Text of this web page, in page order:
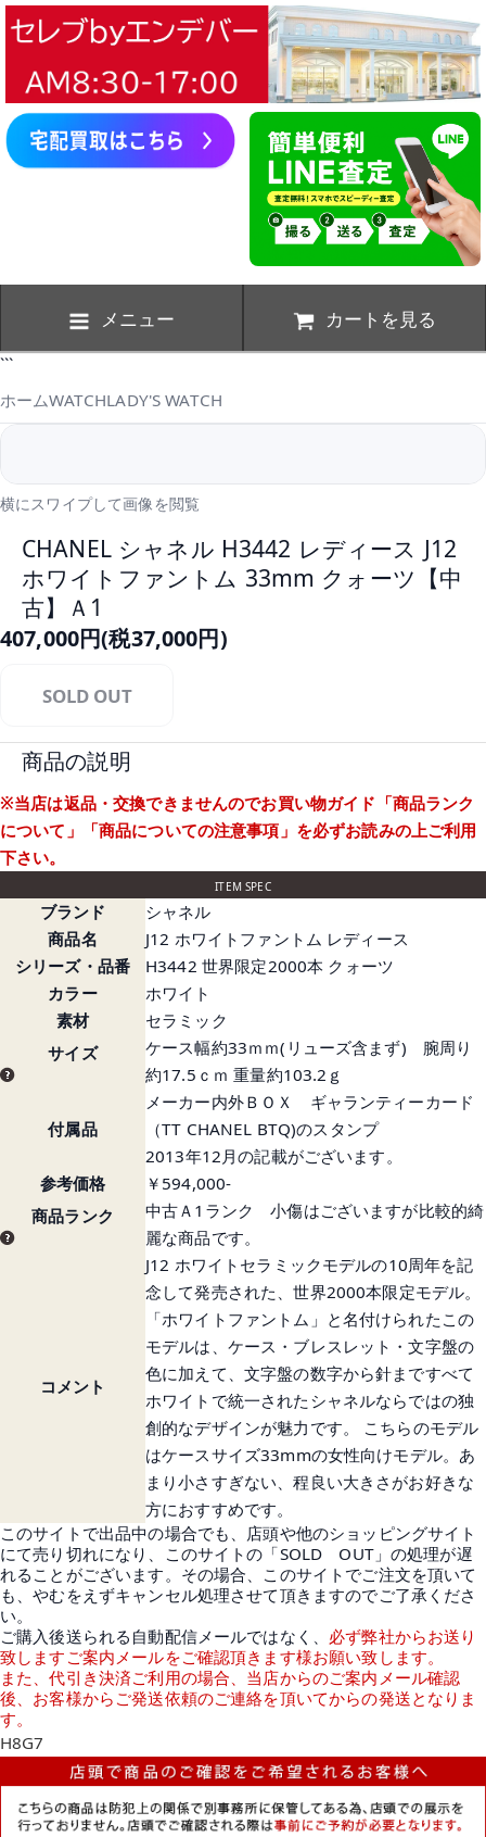
メニュー カートを見る
```
ホームWATCHLADY'S WATCH
横にスワイプして画像を閲覧
CHANEL シャネル H3442 レディース J12
ホワイトファントム 33mm クォーツ【中
古】Ａ1
407,000円(税37,000円)
SOLD OUT
商品の説明
※当店は返品・交換できませんのでお買い物ガイド 「商品ランク
について」
「商品についての注意事項」 を必ずお読みの上ご利用
下さい。
ITEM SPEC
ブランド
シャネル
商品名
J12 ホワイトファントム レディース
シリーズ・品番
H3442 世界限定2000本 クォーツ
カラー
ホワイト
素材
セラミック
サイズ
ケース幅約33ｍｍ(リューズ含まず) 腕周り
約17.5ｃｍ 重量約103.2ｇ
付属品
メーカー内外ＢＯＸ ギャランティーカード
（TT CHANEL BTQ)のスタンプ
2013年12月の記載がございます。
参考価格
￥594,000-
商品ランク
中古Ａ1ランク 小傷はございますが比較的綺
麗な商品です。
コメント
J12 ホワイトセラミックモデルの10周年を記
念して発売された、世界2000本限定モデル。
「ホワイトファントム」と名付けられたこの
モデルは、ケース・ブレスレット・文字盤の
色に加えて、文字盤の数字から針まですべて
ホワイトで統一されたシャネルならではの独
創的なデザインが魅力です。 こちらのモデル
はケースサイズ33mmの女性向けモデル。あ
まり小さすぎない、程良い大きさがお好きな
方におすすめです。
このサイトで出品中の場合でも、店頭や他のショッピングサイト
にて売り切れになり、このサイトの「SOLD OUT」の処理が遅
れることがございます。その場合、このサイトでご注文を頂いて
も、やむをえずキャンセル処理させて頂きますのでご了承くださ
い。
ご購入後送られる自動配信メールではなく、 必ず弊社からお送り
致しますご案内メールをご確認頂きます様お願い致します。
また、代引き決済ご利用の場合、当店からのご案内メール確認
後、お客様からご発送依頼のご連絡を頂いてからの発送となりま
す。
H8G7